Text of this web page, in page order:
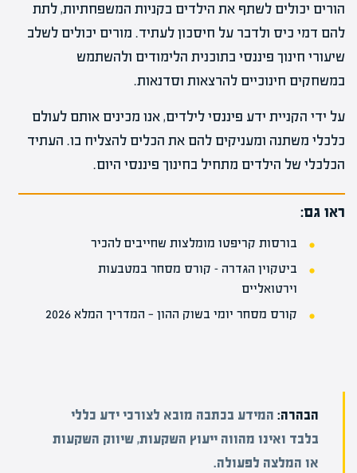
הורים יכולים לשתף את הילדים בקניות המשפחתיות, לתת
להם דמי כיס ולדבר על חיסכון לעתיד. מורים יכולים לשלב
שיעורי חינוך פיננסי בתוכנית הלימודים ולהשתמש
במשחקים חינוכיים להרצאות וסדנאות.
על ידי הקניית ידע פיננסי לילדים, אנו מכינים אותם לעולם
כלכלי משתנה ומעניקים להם את הכלים להצליח בו. העתיד
הכלכלי של הילדים מתחיל בחינוך פיננסי היום.
ראו גם:
בורסות קריפטו מומלצות שחייבים להכיר
ביטקוין הגדרה – קורס מסחר במטבעות
וירטואליים
קורס מסחר יומי בשוק ההון — המדריך המלא 2026
הבהרה: המידע בכתבה מובא לצורכי ידע כללי
בלבד ואינו מהווה ייעוץ השקעות, שיווק השקעות
או המלצה לפעולה.